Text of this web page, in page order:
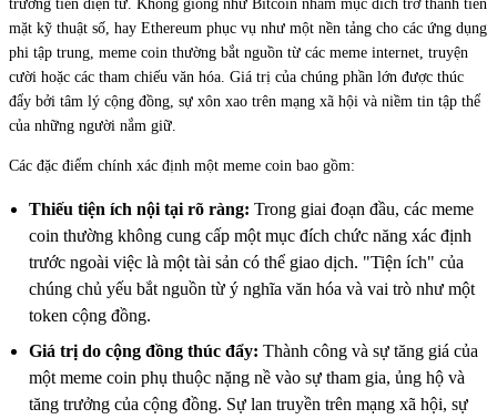
trường tiền điện tử. Không giống như Bitcoin nhằm mục đích trở thành tiền
mặt kỹ thuật số, hay Ethereum phục vụ như một nền tảng cho các ứng dụng
phi tập trung, meme coin thường bắt nguồn từ các meme internet, truyện
cười hoặc các tham chiếu văn hóa. Giá trị của chúng phần lớn được thúc
đẩy bởi tâm lý cộng đồng, sự xôn xao trên mạng xã hội và niềm tin tập thể
của những người nắm giữ.
Các đặc điểm chính xác định một meme coin bao gồm:
Thiếu tiện ích nội tại rõ ràng: Trong giai đoạn đầu, các meme
coin thường không cung cấp một mục đích chức năng xác định
trước ngoài việc là một tài sản có thể giao dịch. "Tiện ích" của
chúng chủ yếu bắt nguồn từ ý nghĩa văn hóa và vai trò như một
token cộng đồng.
Giá trị do cộng đồng thúc đẩy: Thành công và sự tăng giá của
một meme coin phụ thuộc nặng nề vào sự tham gia, ủng hộ và
tăng trưởng của cộng đồng. Sự lan truyền trên mạng xã hội, sự